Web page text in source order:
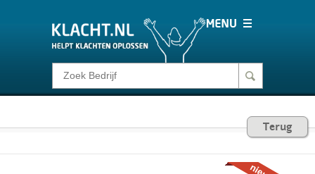
Klacht melden
Consumentenrecht Terug